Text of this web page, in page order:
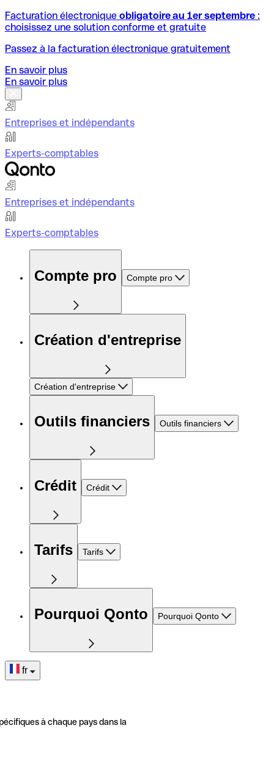
Facturation électronique obligatoire au 1er septembre :
choisissez une solution conforme et gratuite
Passez à la facturation électronique gratuitement
En savoir plus
En savoir plus
Entreprises et indépendants
Experts-comptables
Entreprises et indépendants
Experts-comptables
Compte pro Compte pro
Création d'entreprise
Création d'entreprise
Outils financiers Outils financiers
Crédit Crédit
Tarifs Tarifs
Pourquoi Qonto Pourquoi Qonto
fr
à chaque pays dans la